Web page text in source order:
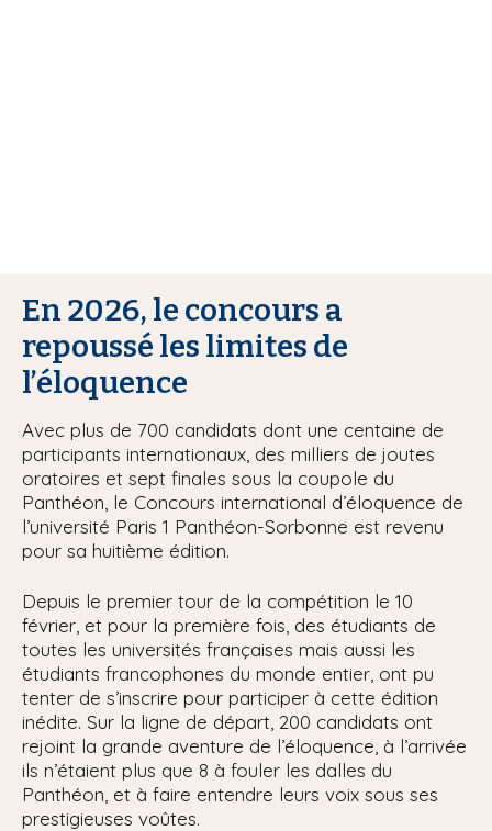
En 2026, le concours a
repoussé les limites de
l’éloquence
Avec plus de 700 candidats dont une centaine de
participants internationaux, des milliers de joutes
oratoires et sept finales sous la coupole du
Panthéon, le Concours international d’éloquence de
l’université Paris 1 Panthéon-Sorbonne est revenu
pour sa huitième édition.
Depuis le premier tour de la compétition le 10
février, et pour la première fois, des étudiants de
toutes les universités françaises mais aussi les
étudiants francophones du monde entier, ont pu
tenter de s’inscrire pour participer à cette édition
inédite. Sur la ligne de départ, 200 candidats ont
rejoint la grande aventure de l’éloquence, à l’arrivée
ils n’étaient plus que 8 à fouler les dalles du
Panthéon, et à faire entendre leurs voix sous ses
prestigieuses voûtes.